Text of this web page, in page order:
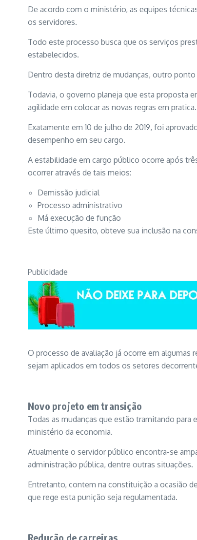
De acordo com o ministério, as equipes
os servidores.
Todo este processo busca que os serviços
estabelecidos.
Dentro desta diretriz de mudanças, outro
Todavia, o governo planeja que esta proposta
agilidade em colocar as novas regras em pratica.
Exatamente em 10 de julho de 2019, foi
desempenho em seu cargo.
A estabilidade em cargo público ocorre após
ocorrer através de tais meios:
Demissão judicial
Processo administrativo
Má execução de função
Este último quesito, obteve sua inclusão na
Publicidade
O processo de avaliação já ocorre em
sejam aplicados em todos os setores
Novo projeto em transição
Todas as mudanças que estão tramitando para
ministério da economia.
Atualmente o servidor público encontra-se
administração pública, dentre outras situações.
Entretanto, contem na constituição a ocasião
que rege esta punição seja regulamentada.
Redução de carreiras